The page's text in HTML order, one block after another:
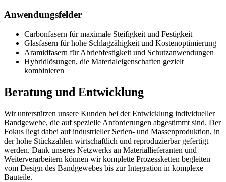
Anwendungsfelder
Carbonfasern für maximale Steifigkeit und Festigkeit
Glasfasern für hohe Schlagzähigkeit und Kostenoptimierung
Aramidfasern für Abriebfestigkeit und Schutzanwendungen
Hybridlösungen, die Materialeigenschaften gezielt
kombinieren
Beratung und Entwicklung
Wir unterstützen unsere Kunden bei der Entwicklung individueller
Bandgewebe, die auf spezielle Anforderungen abgestimmt sind. Der
Fokus liegt dabei auf industrieller Serien- und Massenproduktion, in
der hohe Stückzahlen wirtschaftlich und reproduzierbar gefertigt
werden. Dank unseres Netzwerks an Materiallieferanten und
Weiterverarbeitern können wir komplette Prozessketten begleiten –
vom Design des Bandgewebes bis zur Integration in komplexe
Bauteile.